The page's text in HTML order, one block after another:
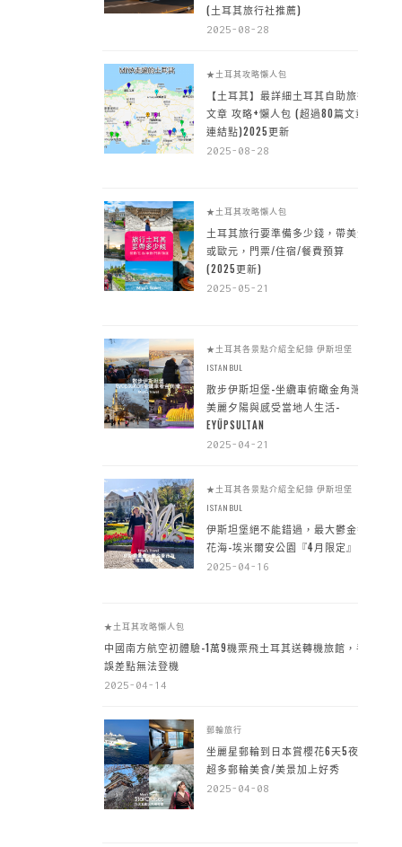
(土耳其旅行社推薦)
2025-08-28
★土耳其攻略懶人包
【土耳其】最詳細土耳其自助旅行
文章 攻略+懶人包 (超過80篇文章~
連結點)2025更新
2025-08-28
★土耳其攻略懶人包
土耳其旅行要準備多少錢，帶美金
或歐元，門票/住宿/餐費預算
(2025更新)
2025-05-21
★土耳其各景點介紹全紀錄 伊斯坦堡
ISTANBUL
散步伊斯坦堡-坐纜車俯瞰金角灣
美麗夕陽與感受當地人生活-
EYÜPSULTAN
2025-04-21
★土耳其各景點介紹全紀錄 伊斯坦堡
ISTANBUL
伊斯坦堡絕不能錯過，最大鬱金香
花海-埃米爾安公園『4月限定』
2025-04-16
★土耳其攻略懶人包
中國南方航空初體驗-1萬9機票飛土耳其送轉機旅館，手
誤差點無法登機
2025-04-14
郵輪旅行
坐麗星郵輪到日本賞櫻花6天5夜，
超多郵輪美食/美景加上好秀
2025-04-08